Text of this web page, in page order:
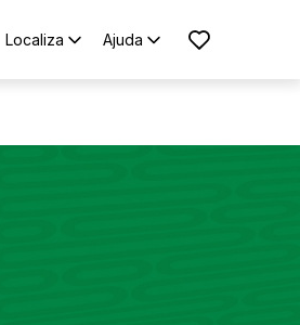
Localiza Ajuda